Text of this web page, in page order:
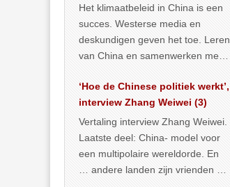
Het klimaatbeleid in China is een
succes. Westerse media en
deskundigen geven het toe. Leren
van China en samenwerken met
… >> lees meer
‘Hoe de Chinese politiek werkt’,
interview Zhang Weiwei (3)
Vertaling interview Zhang Weiwei.
Laatste deel: China- model voor
een multipolaire wereldorde. En
… andere landen zijn vrienden of